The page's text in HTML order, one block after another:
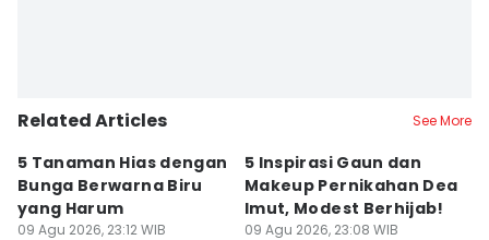
Related Articles See More
5 Tanaman Hias dengan
Bunga Berwarna Biru
yang Harum
09 Agu 2026, 23:12 WIB
5 Inspirasi Gaun dan
Makeup Pernikahan Dea
Imut, Modest Berhijab!
09 Agu 2026, 23:08 WIB